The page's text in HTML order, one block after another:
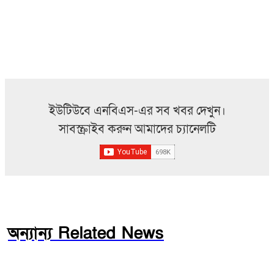
ইউটিউবে এনবিএস-এর সব খবর দেখুন।
সাবস্ক্রাইব করুন আমাদের চ্যানেলটি
অন্যান্য Related News